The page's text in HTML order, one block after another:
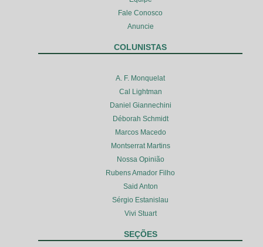
Fale Conosco
Anuncie
COLUNISTAS
A. F. Monquelat
Cal Lightman
Daniel Giannechini
Déborah Schmidt
Marcos Macedo
Montserrat Martins
Nossa Opinião
Rubens Amador Filho
Said Anton
Sérgio Estanislau
Vivi Stuart
SEÇÕES